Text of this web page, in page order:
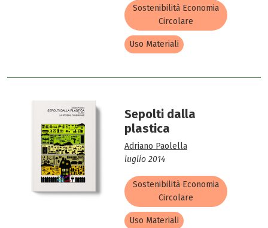
Sostenibilità Economia
Circolare
Uso Materiali
Sepolti dalla
plastica
Adriano Paolella
luglio 2014
Sostenibilità Economia
Circolare
Uso Materiali